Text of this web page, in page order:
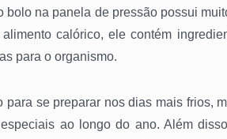
bolo na panela de pressão possui
calórico, ele contém
para o organismo.
para se preparar nos dias mais frios,
ao longo do ano. Além